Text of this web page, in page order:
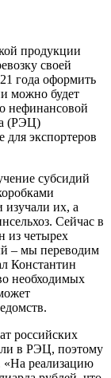
продукции
своей
года оформить
можно будет
нефинансовой
(РЭЦ)
экспортеров
субсидий
их, а
Сейчас в
из четырех
– мы переводим
Константин
необходимых
российских
в РЭЦ, поэтому
«На реализацию